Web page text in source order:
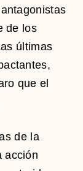
de los
últimas
que el
de la
acción